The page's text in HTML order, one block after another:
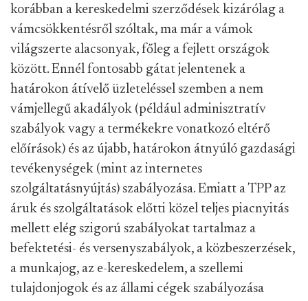
korábban a kereskedelmi szerződések kizárólag a
vámcsökkentésről szóltak, ma már a vámok
világszerte alacsonyak, főleg a fejlett országok
között. Ennél fontosabb gátat jelentenek a
határokon átívelő üzleteléssel szemben a nem
vámjellegű akadályok (például adminisztratív
szabályok vagy a termékekre vonatkozó eltérő
előírások) és az újabb, határokon átnyúló gazdasági
tevékenységek (mint az internetes
szolgáltatásnyújtás) szabályozása. Emiatt a TPP az
áruk és szolgáltatások előtti közel teljes piacnyitás
mellett elég szigorú szabályokat tartalmaz a
befektetési- és versenyszabályok, a közbeszerzések,
a munkajog, az e-kereskedelem, a szellemi
tulajdonjogok és az állami cégek szabályozása